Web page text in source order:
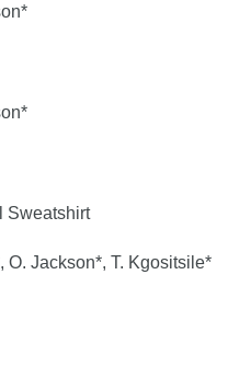
Sweatshirt
O. Jackson*, T. Kgositsile*